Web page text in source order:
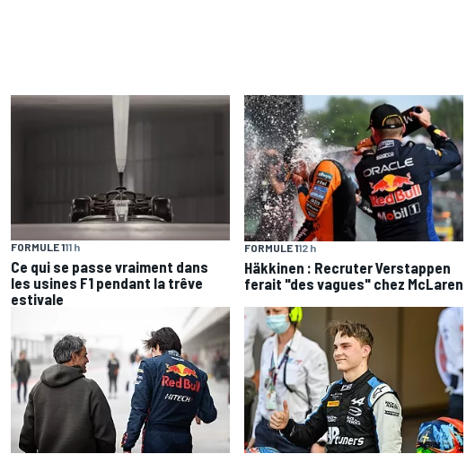
FORMULE 111 h
Ce qui se passe vraiment dans
les usines F1 pendant la trêve
estivale
FORMULE 112 h
Häkkinen : Recruter Verstappen
ferait "des vagues" chez McLaren